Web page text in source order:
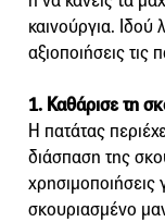
καινούργια. Ιδού
αξιοποιήσεις τις
1. Καθάρισε τη
Η πατάτας
διάσπαση της
χρησιμοποιήσεις
σκουριασμένο